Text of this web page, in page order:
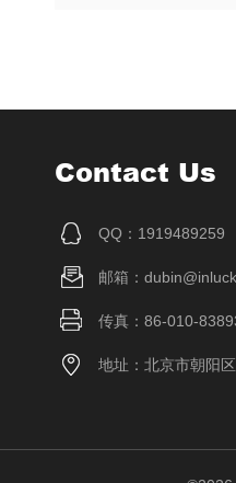
Contact Us
QQ：1919489259
邮箱：
传真：86-010-
地址：北京市朝阳